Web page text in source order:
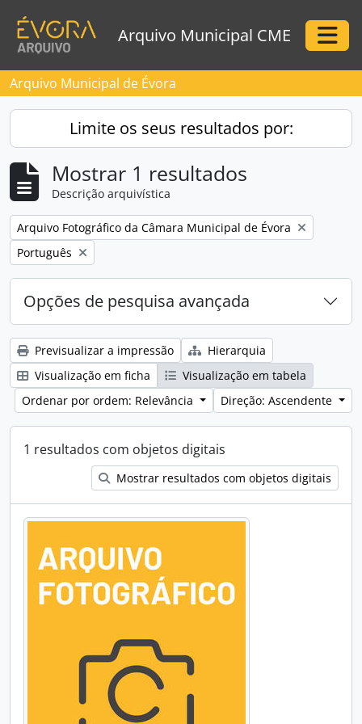
Arquivo Municipal CME
Arquivo Municipal de Évora
Limite os seus resultados por:
Mostrar 1 resultados
Descrição arquivística
Remove filter:
Arquivo Fotográfico da Câmara Municipal de Évora
Remove filter:
Português
Opções de pesquisa avançada
Previsualizar a impressão
Hierarquia
Visualização em ficha
Visualização em tabela
Ordenar por ordem: Relevância
Direção: Ascendente
1 resultados com objetos digitais
Mostrar resultados com objetos digitais